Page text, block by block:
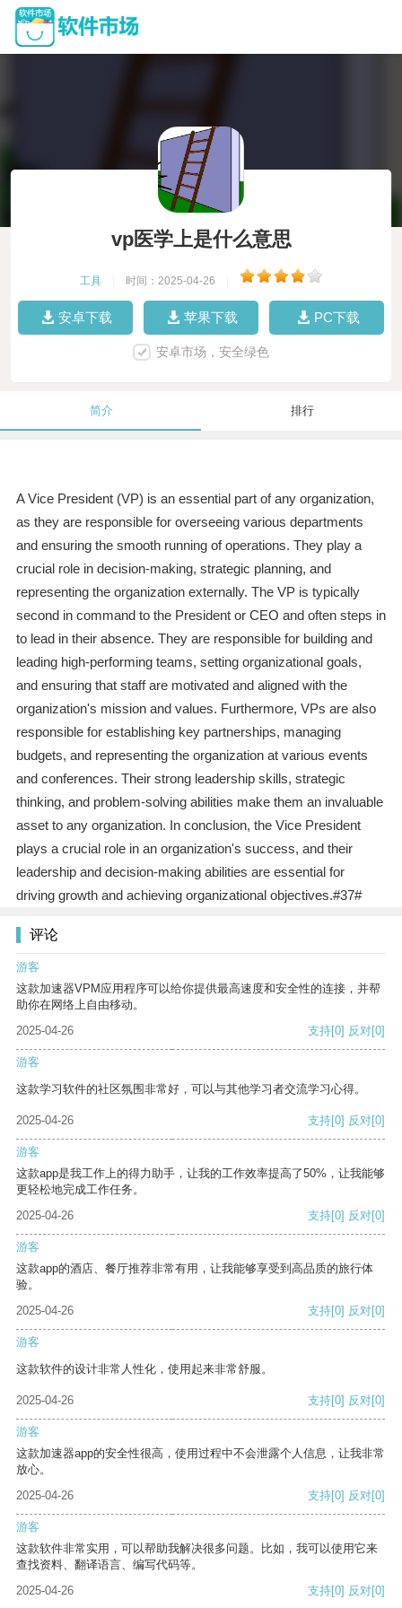
vp医学上是什么意思
工具 时间：2025-04-26
安卓下载 苹果下载 PC下载
安卓市场，安全绿色
简介 排行
A Vice President (VP) is an essential part of any organization,
as they are responsible for overseeing various departments
and ensuring the smooth running of operations. They play a
crucial role in decision-making, strategic planning, and
representing the organization externally. The VP is typically
second in command to the President or CEO and often steps in
to lead in their absence. They are responsible for building and
leading high-performing teams, setting organizational goals,
and ensuring that staff are motivated and aligned with the
organization's mission and values. Furthermore, VPs are also
responsible for establishing key partnerships, managing
budgets, and representing the organization at various events
and conferences. Their strong leadership skills, strategic
thinking, and problem-solving abilities make them an invaluable
asset to any organization. In conclusion, the Vice President
plays a crucial role in an organization's success, and their
leadership and decision-making abilities are essential for
driving growth and achieving organizational objectives.#37#
评论
游客
这款加速器VPM应用程序可以给你提供最高速度和安全性的连接，并帮
助你在网络上自由移动。
2025-04-26
支持[0] 反对[0]
游客
这款学习软件的社区氛围非常好，可以与其他学习者交流学习心得。
2025-04-26 支持[0] 反对[0]
游客
这款app是我工作上的得力助手，让我的工作效率提高了50%，让我能够
更轻松地完成工作任务。
2025-04-26
支持[0] 反对[0]
游客
这款app的酒店、餐厅推荐非常有用，让我能够享受到高品质的旅行体
验。
2025-04-26
支持[0] 反对[0]
游客
这款软件的设计非常人性化，使用起来非常舒服。
2025-04-26 支持[0] 反对[0]
游客
这款加速器app的安全性很高，使用过程中不会泄露个人信息，让我非常
放心。
2025-04-26
支持[0] 反对[0]
游客
这款软件非常实用，可以帮助我解决很多问题。比如，我可以使用它来
查找资料、翻译语言、编写代码等。
2025-04-26
支持[0] 反对[0]